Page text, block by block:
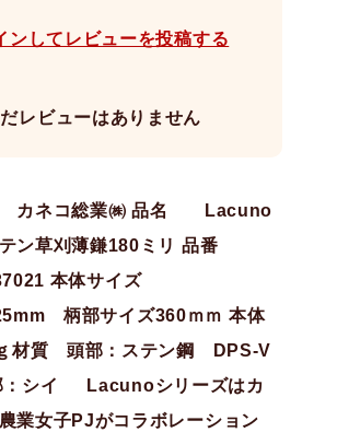
ンしてレビューを投稿する
だレビューはありません
カネコ総業㈱ 品名 Lacuno
テン草刈薄鎌180ミリ 品番
本体サイズ
柄部サイズ360ｍｍ 本体
材質 頭部：ステン鋼 DPS-V
：シイ Lacunoシリーズはカ
業女子PJがコラボレーション